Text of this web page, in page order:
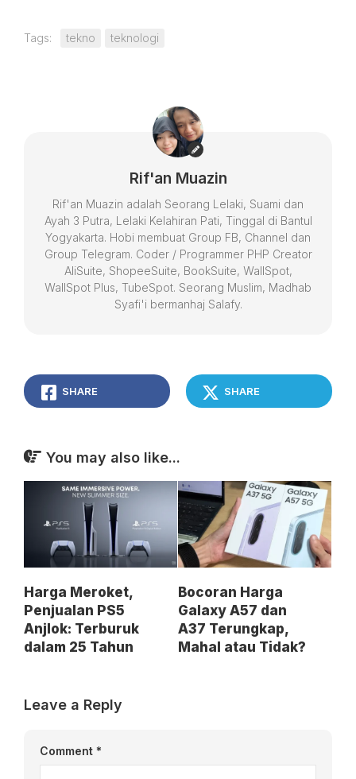
Tags: tekno teknologi
Rif'an Muazin
Rif'an Muazin adalah Seorang Lelaki, Suami dan
Ayah 3 Putra, Lelaki Kelahiran Pati, Tinggal di Bantul
Yogyakarta. Hobi membuat Group FB, Channel dan
Group Telegram. Coder / Programmer PHP Creator
AliSuite, ShopeeSuite, BookSuite, WallSpot,
WallSpot Plus, TubeSpot. Seorang Muslim, Madhab
Syafi'i bermanhaj Salafy.
SHARE SHARE
You may also like...
Harga Meroket,
Penjualan PS5
Anjlok: Terburuk
dalam 25 Tahun
Bocoran Harga
Galaxy A57 dan
A37 Terungkap,
Mahal atau Tidak?
Leave a Reply
Comment *